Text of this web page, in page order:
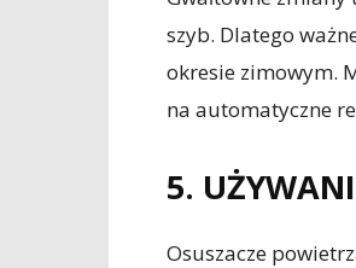
szyb. Dlatego
okresie zimowym.
na automatyczne
5.
Osuszacze